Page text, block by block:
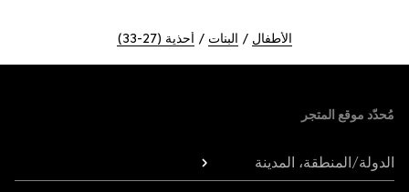
الأطفال البنات أحذية (27-33)
مُحدّد موقع المتجر
الدولة/المنطقة، المدينة